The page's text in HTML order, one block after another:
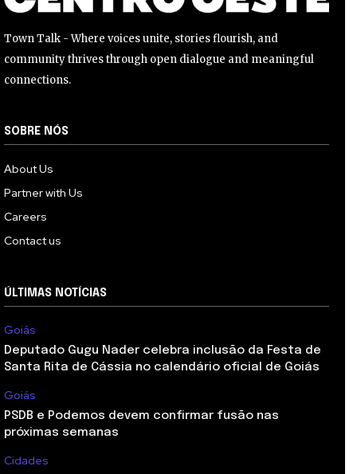
Town Talk - Where voices unite, stories flourish, and
community thrives through open dialogue and meaningful
connections.
SOBRE NÓS
About Us
Partner with Us
Careers
Contact us
ÚLTIMAS NOTÍCIAS
Goiás
Deputado Gugu Nader celebra inclusão da Festa de
Santa Rita de Cássia no calendário oficial de Goiás
Goiás
PSDB e Podemos devem confirmar fusão nas
próximas semanas
Cidades